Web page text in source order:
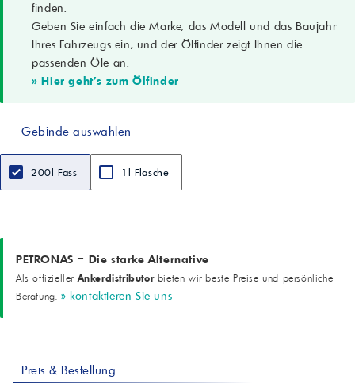
FIAT 9.55550-MZ1
Contractual Technical Ref. N°F108.F02
Aussehen
B. & C.
Red
Dichte (15 °C)
ASTM D4052, g/cm³
Kinem. Viskosität (40 °C)
75,6
13,1
ASTM D445, cSt
178
ASTM D2270
Flammpunkt (COC)
finden.
Geben Sie einfach die Marke, das Modell und das Baujahr
Ihres Fahrzeugs ein, und der Ölfinder zeigt Ihnen die
passenden Öle an.
» Hier geht's zum Ölfinder
Gebinde auswählen
200l Fass 1l Flasche
PETRONAS – Die starke Alternative
Als offiziellerAnkerdistributorbieten wir beste Preise und persönliche
Beratung. » kontaktieren Sie uns
Preis & Bestellung